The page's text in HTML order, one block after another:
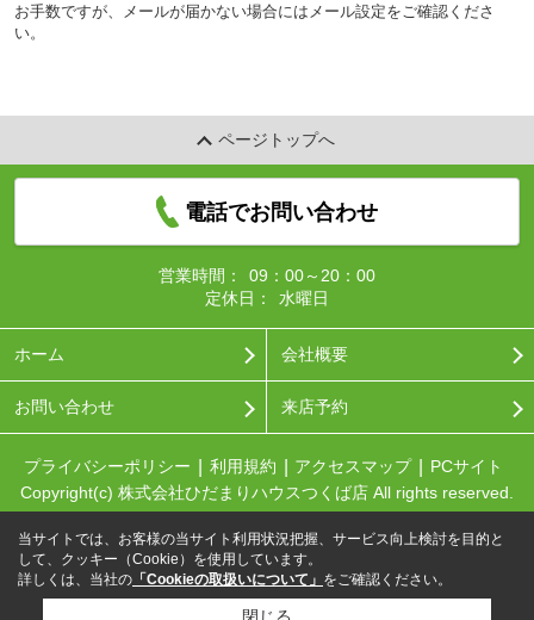
お手数ですが、メールが届かない場合にはメール設定をご確認くださ
い。
ページトップへ
電話でお問い合わせ
営業時間：
09：00～20：00
定休日：
水曜日
ホーム 会社概要
お問い合わせ 来店予約
プライバシーポリシー 利用規約 アクセスマップ
PCサイト
Copyright(c) 株式会社ひだまりハウスつくば店 All rights reserved.
当サイトでは、お客様の当サイト利用状況把握、サービス向上検討を目的と
して、クッキー（Cookie）を使用しています。
詳しくは、当社の 「Cookieの取扱いについて」 をご確認ください。